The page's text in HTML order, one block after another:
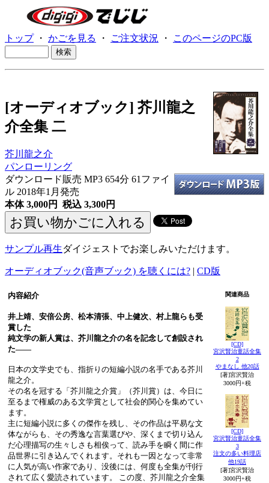
トップ・ かごを見る ・ ご注文状況 ・ このページのPC版
[オーディオブック] 芥川龍之
介全集 二
芥川龍之介
パンローリング
ダウンロード販売 MP3 654分 61ファイ
ル 2018年1月発売
本体 3,000円 税込 3,300円
サンプル再生ダイジェストでお楽しみいただけます。
オーディオブック(音声ブック) を聴くには? | CD版
内容紹介
井上靖、安倍公房、松本清張、中上健次、村上龍らも受
賞した
純文学の新人賞は、芥川龍之介の名を記念して創設され
た――
日本の文学史でも、指折りの短編小説の名手である芥川
龍之介。
その名を冠する「芥川龍之介賞」（芥川賞）は、今日に
至るまで権威のある文学賞として社会的関心を集めてい
ます。
主に短編小説に多くの傑作を残し、その作品は平易な文
体ながらも、その秀逸な言葉選びや、深くまで切り込ん
だ心理描写の生々しさも相俟って、読み手を瞬く間に作
品世界に引き込んでくれます。それも一因となって非常
に人気が高い作家であり、没後には、何度も全集が刊行
されて広く愛読されています。 この度、芥川龍之介全集
関連商品
[CD]
宮沢賢治童話全集
2
やまなし 他20話
[著]宮沢賢治
3000円+税
[CD]
宮沢賢治童話全集
3
注文の多い料理店
他19話
[著]宮沢賢治
3000円+税